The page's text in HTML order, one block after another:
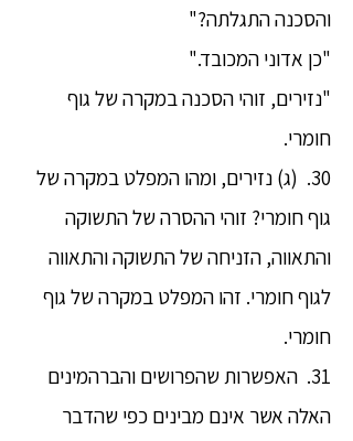
והסכנה התגלתה?"
"כן אדוני המכובד."
"נזירים, זוהי הסכנה במקרה של גוף
חומרי.
30. (ג) נזירים, ומהו המפלט במקרה של
גוף חומרי? זוהי ההסרה של התשוקה
והתאווה, הזניחה של התשוקה והתאווה
לגוף חומרי. זהו המפלט במקרה של גוף
חומרי.
31. האפשרות שהפרושים והברהמינים
האלה אשר אינם מבינים כפי שהדבר